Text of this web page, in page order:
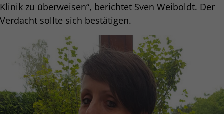
Klinik zu überweisen“, berichtet Sven Weiboldt. Der
Verdacht sollte sich bestätigen.